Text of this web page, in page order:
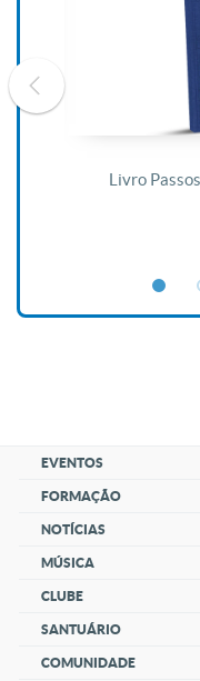
Livro
EVENTOS
FORMAÇÃO
NOTÍCIAS
MÚSICA
CLUBE
SANTUÁRIO
COMUNIDADE